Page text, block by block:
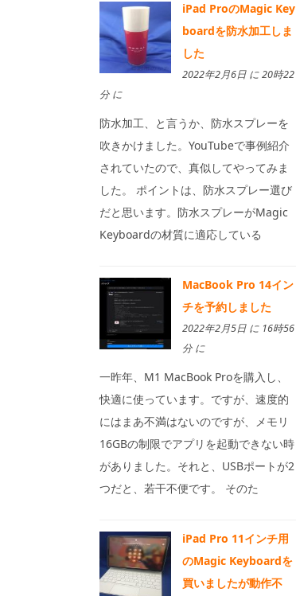
iPad ProのMagic Key
boardを防水加工しま
した
2022年2月6日 に 20時22
分 に
防水加工、と言うか、防水スプレーを
吹きかけました。YouTubeで事例紹介
されていたので、真似してやってみま
した。 ポイントは、防水スプレー選び
だと思います。防水スプレーがMagic
Keyboardの材質に適応している
MacBook Pro 14イン
チを予約しました
2022年2月5日 に 16時56
分 に
一昨年、M1 MacBook Proを購入し、
快適に使っています。ですが、速度的
にはまあ不満はないのですが、メモリ
16GBの制限でアプリを起動できない時
がありました。それと、USBポートが2
つだと、若干不便です。 そのた
iPad Pro 11インチ用
のMagic Keyboardを
買いましたが動作不